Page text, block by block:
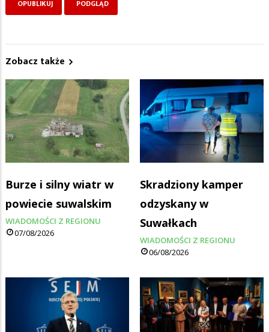
Zobacz także
Burze i silny wiatr w
powiecie suwalskim
WIADOMOŚCI Z REGIONU
07/08/2026
Skradziony kamper
odzyskany w
Suwałkach
WIADOMOŚCI Z REGIONU
06/08/2026